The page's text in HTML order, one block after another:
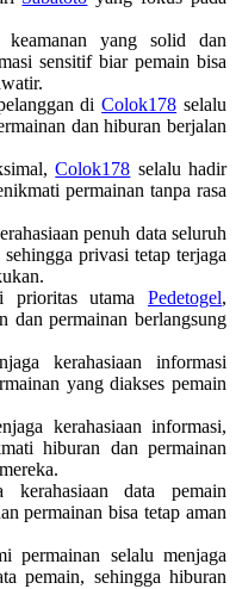
keamanan yang solid dan
sensitif biar pemain bisa
diColok178 selalu
dan hiburan berjalan
Colok178 selalu hadir
permainan tanpa rasa
penuh data seluruh
privasi tetap terjaga
prioritas utama Pedetogel,
dan permainan berlangsung
kerahasiaan informasi
yang diakses pemain
kerahasiaan informasi,
hiburan dan permainan
data pemain
permainan bisa tetap aman
permainan selalu menjaga
pemain, sehingga hiburan